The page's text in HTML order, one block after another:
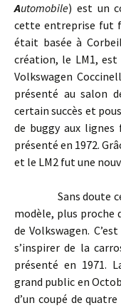
Automobile) est un
cette entreprise fut
était basée à
création, le LM1,
Volkswagen
présenté au salon
certain succès et
de buggy aux
présenté en 1972.
et le LM2 fut une
Sans doute cela
modèle, plus proche
de Volkswagen.
s’inspirer de la
présenté en 1971.
grand public en
d’un coupé de